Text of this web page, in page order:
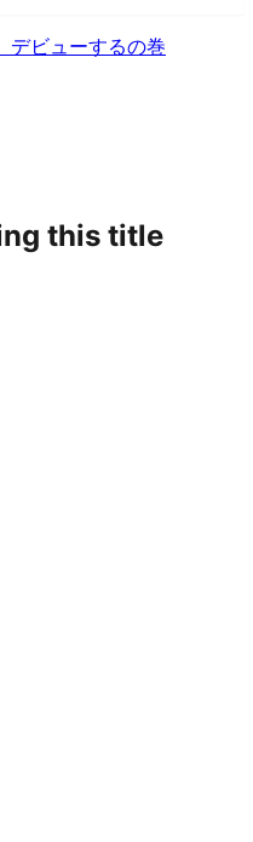
ビューするの巻
this title